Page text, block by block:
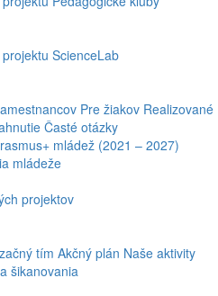
ScienceLab
Pre žiakov Realizované
Časté otázky
mládež (2021 – 2027)
mládeže
projektov
tím Akčný plán Naše aktivity
šikanovania